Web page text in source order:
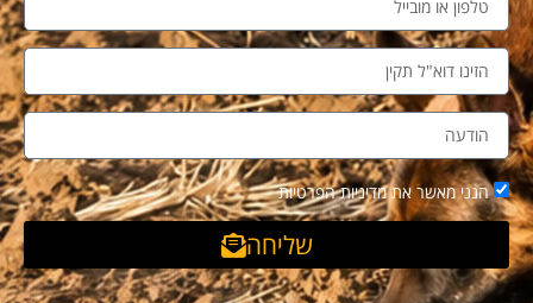
הנני מאשר את מדיניות הפרטיות
שליחה